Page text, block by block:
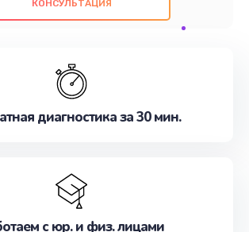
работ. Наша цель - предоставить
Не медлите записаться на
КОНСУЛЬТАЦИЯ
диагностика за 30 мин.
с юр. и физ. лицами